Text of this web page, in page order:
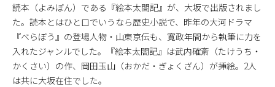
読本（よみぼん）である『絵本太閤記』が、大坂で出版されまし
た。読本とはひと口でいうなら歴史小説で、昨年の大河ドラマ
『べらぼう』の登場人物・山東京伝も、寛政年間から執筆に力を
入れたジャンルでした。『絵本太閤記』は武内確斎（たけうち・
かくさい）の作、岡田玉山（おかだ・ぎょくざん）が挿絵。2人
は共に大坂在住でした。